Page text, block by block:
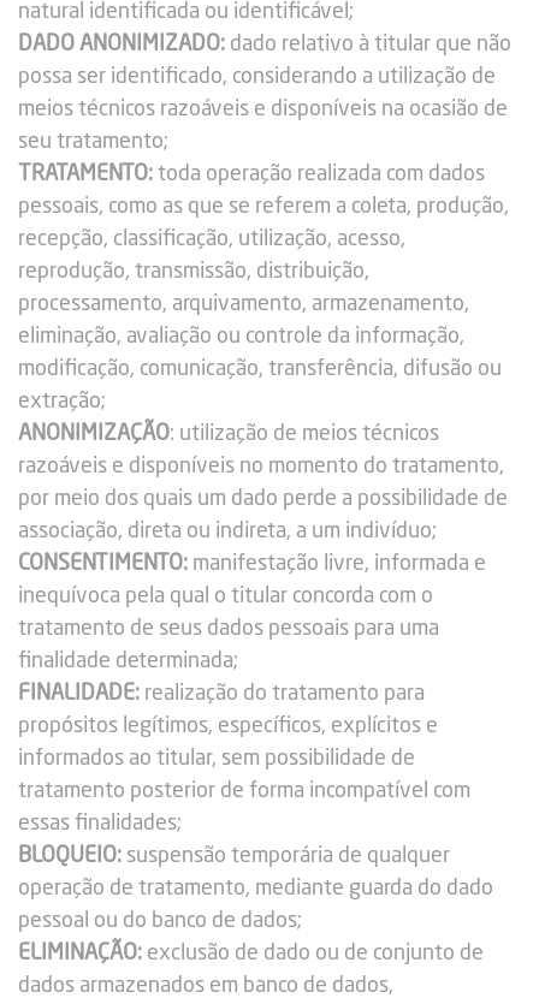
natural identificada ou identificável;
DADO ANONIMIZADO: dado relativo à titular que não
possa ser identificado, considerando a utilização de
meios técnicos razoáveis e disponíveis na ocasião de
seu tratamento;
TRATAMENTO: toda operação realizada com dados
pessoais, como as que se referem a coleta, produção,
recepção, classificação, utilização, acesso,
reprodução, transmissão, distribuição,
processamento, arquivamento, armazenamento,
eliminação, avaliação ou controle da informação,
modificação, comunicação, transferência, difusão ou
extração;
ANONIMIZAÇÃO: utilização de meios técnicos
razoáveis e disponíveis no momento do tratamento,
por meio dos quais um dado perde a possibilidade de
associação, direta ou indireta, a um indivíduo;
CONSENTIMENTO: manifestação livre, informada e
inequívoca pela qual o titular concorda com o
tratamento de seus dados pessoais para uma
finalidade determinada;
FINALIDADE: realização do tratamento para
propósitos legítimos, específicos, explícitos e
informados ao titular, sem possibilidade de
tratamento posterior de forma incompatível com
essas finalidades;
BLOQUEIO: suspensão temporária de qualquer
operação de tratamento, mediante guarda do dado
pessoal ou do banco de dados;
ELIMINAÇÃO: exclusão de dado ou de conjunto de
dados armazenados em banco de dados,